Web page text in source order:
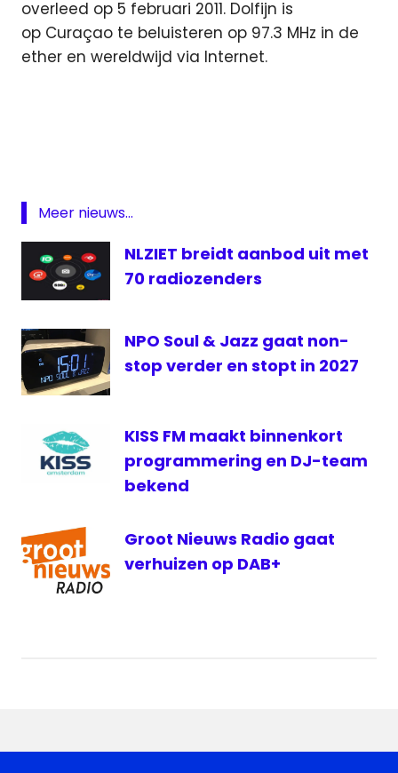
overleed op 5 februari 2011. Dolfijn is
op Curaçao te beluisteren op 97.3 MHz in de
ether en wereldwijd via Internet.
Featured
Meer nieuws...
NLZIET breidt aanbod uit met
70 radiozenders
NPO Soul & Jazz gaat non-
stop verder en stopt in 2027
KISS FM maakt binnenkort
programmering en DJ-team
bekend
Groot Nieuws Radio gaat
verhuizen op DAB+